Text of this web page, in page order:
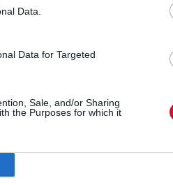
Data.
Data for Targeted
Sale, and/or Sharing
the Purposes for which it
τη σωτηρία της